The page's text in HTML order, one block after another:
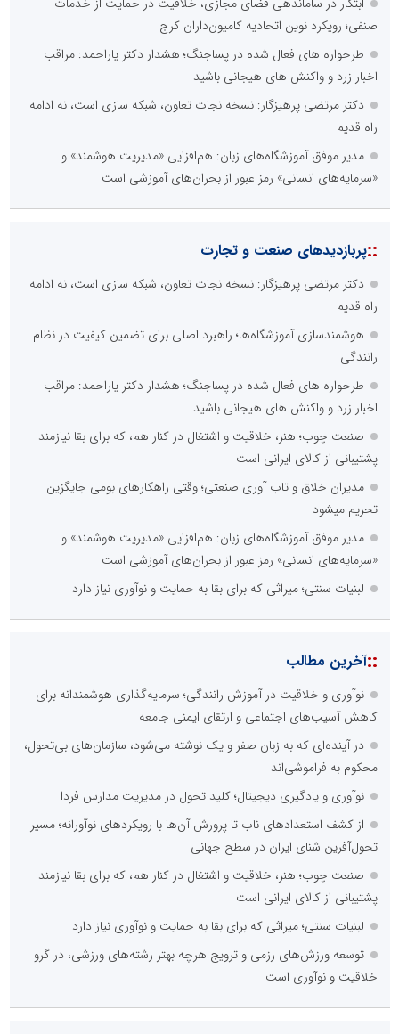
صنفی؛ رویکرد نوین اتحادیه کامیون‌داران کرج
طرحواره های فعال شده در پساجنگ؛ هشدار دکتر یاراحمد: مراقب
اخبار زرد و واکنش های هیجانی باشید
دکتر مرتضی پرهیزگار: نسخه نجات تعاون، شبکه سازی است، نه ادامه
راه قدیم
مدیر موفق آموزشگاه‌های زبان: هم‌افزایی «مدیریت هوشمند» و
«سرمایه‌های انسانی» رمز عبور از بحران‌های آموزشی است
::پربازدیدهای صنعت و تجارت
دکتر مرتضی پرهیزگار: نسخه نجات تعاون، شبکه سازی است، نه ادامه
راه قدیم
هوشمندسازی آموزشگاه‌ها؛ راهبرد اصلی برای تضمین کیفیت در نظام
رانندگی
طرحواره های فعال شده در پساجنگ؛ هشدار دکتر یاراحمد: مراقب
اخبار زرد و واکنش های هیجانی باشید
صنعت چوب؛ هنر، خلاقیت و اشتغال در کنار هم، که برای بقا نیازمند
پشتیبانی از کالای ایرانی است
مدیران خلاق و تاب آوری صنعتی؛ وقتی راهکارهای بومی جایگزین
تحریم میشود
مدیر موفق آموزشگاه‌های زبان: هم‌افزایی «مدیریت هوشمند» و
«سرمایه‌های انسانی» رمز عبور از بحران‌های آموزشی است
لبنیات سنتی؛ میراثی که برای بقا به حمایت و نوآوری نیاز دارد
::آخرین مطالب
نوآوری و خلاقیت در آموزش رانندگی؛ سرمایه‌گذاری هوشمندانه برای
کاهش آسیب‌های اجتماعی و ارتقای ایمنی جامعه
در آینده‌ای که به زبان صفر و یک نوشته می‌شود، سازمان‌های بی‌تحول،
محکوم به فراموشی‌اند
نوآوری و یادگیری دیجیتال؛ کلید تحول در مدیریت مدارس فردا
از کشف استعدادهای ناب تا پرورش آن‌ها با رویکردهای نوآورانه؛ مسیر
تحول‌آفرین شنای ایران در سطح جهانی
صنعت چوب؛ هنر، خلاقیت و اشتغال در کنار هم، که برای بقا نیازمند
پشتیبانی از کالای ایرانی است
لبنیات سنتی؛ میراثی که برای بقا به حمایت و نوآوری نیاز دارد
توسعه ورزش‌های رزمی و ترویج هرچه بهتر رشته‌های ورزشی، در گرو
خلاقیت و نوآوری است